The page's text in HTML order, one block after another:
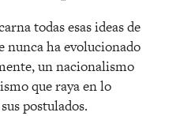
todas esas ideas de
nunca ha evolucionado
un nacionalismo
que raya en lo
postulados.